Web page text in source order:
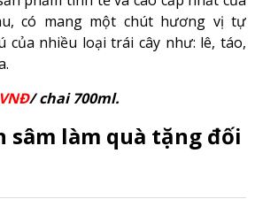
có mang một chút hương vị tự
của nhiều loại trái cây như: lê, táo,
/ chai 700ml.
sâm làm quà tặng đối